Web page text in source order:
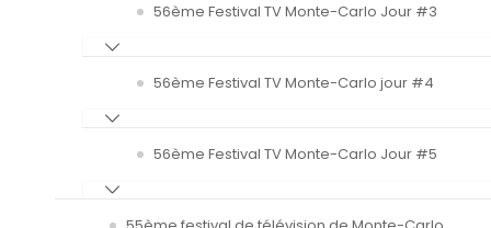
56ème Festival TV Monte-Carlo Jour #3
56ème Festival TV Monte-Carlo jour #4
56ème Festival TV Monte-Carlo Jour #5